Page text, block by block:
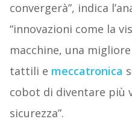
convergerà”, indica
“innovazioni come la
macchine, una
tattili e meccatronica
cobot di diventare più
sicurezza”.